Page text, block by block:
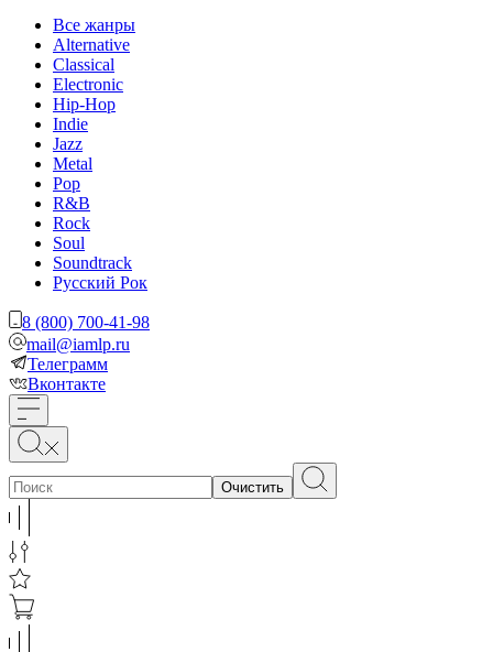
Все жанры
Alternative
Classical
Electronic
Hip-Hop
Indie
Jazz
Metal
Pop
R&B
Rock
Soul
Soundtrack
Русский Рок
8 (800) 700-41-98
mail@iamlp.ru
Телеграмм
Вконтакте
Очистить